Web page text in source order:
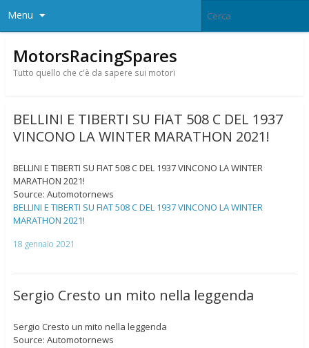
Menu
MotorsRacingSpares
Tutto quello che c'è da sapere sui motori
BELLINI E TIBERTI SU FIAT 508 C DEL 1937
VINCONO LA WINTER MARATHON 2021!
BELLINI E TIBERTI SU FIAT 508 C DEL 1937 VINCONO LA WINTER
MARATHON 2021!
Source: Automotornews
BELLINI E TIBERTI SU FIAT 508 C DEL 1937 VINCONO LA WINTER
MARATHON 2021!
18 gennaio 2021
Sergio Cresto un mito nella leggenda
Sergio Cresto un mito nella leggenda
Source: Automotornews